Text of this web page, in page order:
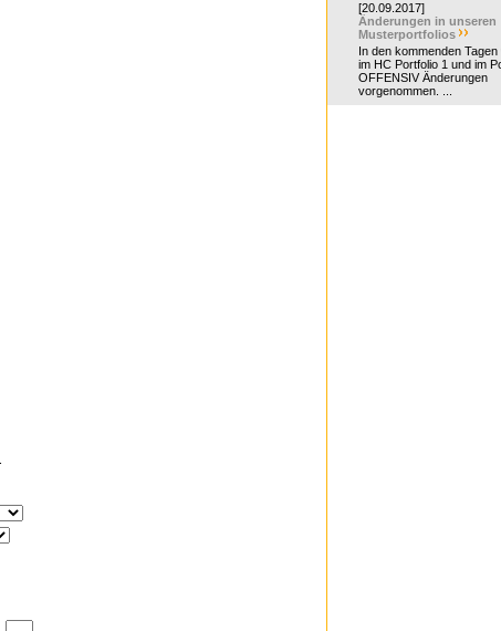
[20.09.2017]
Änderungen in unseren
Musterportfolios
In den kommenden
im HC Portfolio 1 und im
OFFENSIV Änderungen
vorgenommen. ...